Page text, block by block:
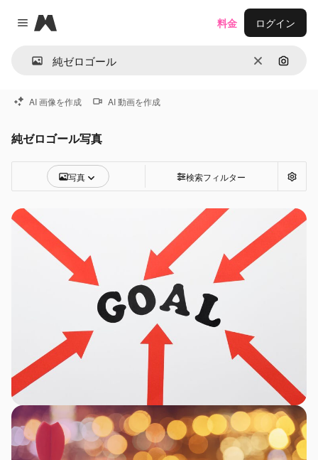
Close menu
Magnific
消去 画像で
料金 ログイン
AI 画像を作成 AI 動画を作成
純ゼロゴール写真
写真 検索フィルター